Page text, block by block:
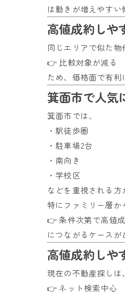
は動きが増えやすい
高値成約し
同じエリアで似た物
👉 比較対象が減る
ため、価格面で有利
箕面市で人気
箕面市では、
・駅徒歩圏
・駐車場2台
・南向き
・学校区
などを重視される方
特にファミリー層か
👉 条件次第で高値
につながるケースが
高値成約し
現在の不動産探しは、
👉 ネット検索中心